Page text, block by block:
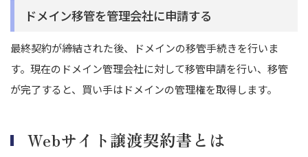
ドメイン移管を管理会社に申請する
最終契約が締結された後、ドメインの移管手続きを行いま
す。 現在のドメイン管理会社に対して移管申請を行い、移管
が完了すると、買い手はドメインの管理権を取得します。
Webサイト譲渡契約書とは